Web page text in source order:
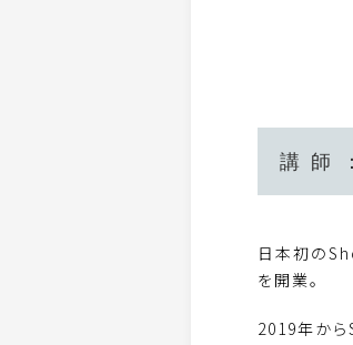
講師
日本初の
を開業。
2019年から